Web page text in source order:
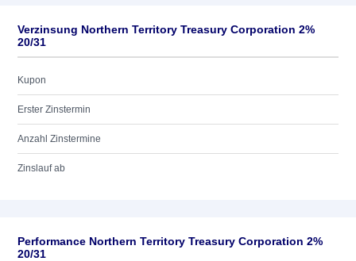
Verzinsung Northern Territory Treasury Corporation 2%
20/31
Kupon
Erster Zinstermin
Anzahl Zinstermine
Zinslauf ab
Performance Northern Territory Treasury Corporation 2%
20/31